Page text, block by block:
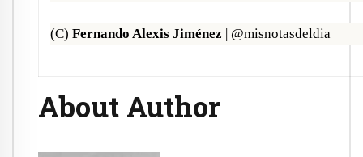
(C) Fernando Alexis Jiménez | @misnotasdeldia
About Author